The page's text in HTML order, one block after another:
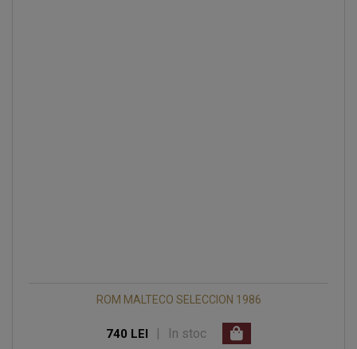
ROM MALTECO SELECCION 1986
740 LEI In stoc